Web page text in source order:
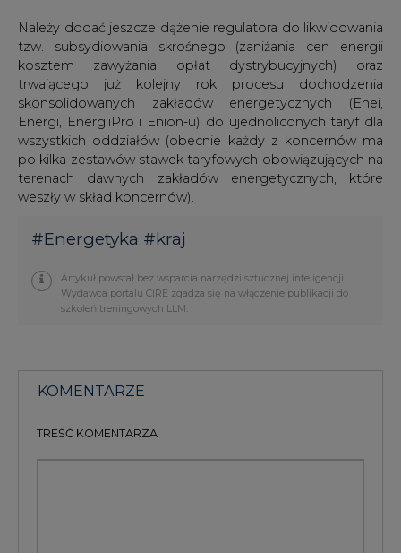
Wydawca portalu CIRE zgadza się na włączenie publikacji do
szkoleń treningowych LLM.
KOMENTARZE
TREŚĆ KOMENTARZA
Przesłanie komentarza oznacza akceptację zasad korzystania z portalu